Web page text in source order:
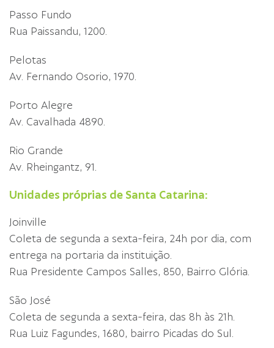
Passo Fundo
Rua Paissandu, 1200.
Pelotas
Av. Fernando Osorio, 1970.
Porto Alegre
Av. Cavalhada 4890.
Rio Grande
Av. Rheingantz, 91.
Unidades próprias de Santa Catarina:
Joinville
Coleta de segunda a sexta-feira, 24h por dia, com
entrega na portaria da instituição.
Rua Presidente Campos Salles, 850, Bairro Glória.
São José
Coleta de segunda a sexta-feira, das 8h às 21h.
Rua Luiz Fagundes, 1680, bairro Picadas do Sul.